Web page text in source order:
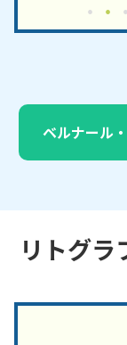
ベルナール
リトグ